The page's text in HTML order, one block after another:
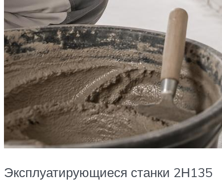
Эксплуатирующиеся станки 2Н135